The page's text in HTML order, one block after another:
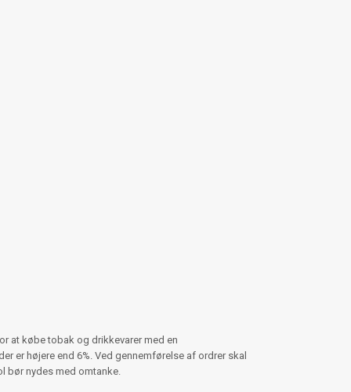
at købe tobak og drikkevarer med en
er højere end 6%. Ved gennemførelse af ordrer skal
bør nydes med omtanke.